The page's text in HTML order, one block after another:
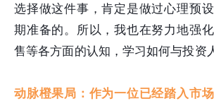
选择做这件事，肯定是做过心理预
期准备的。所以，我也在努力地强
售等各方面的认知，学习如何与投资
动脉橙果局：作为一位已经踏入市